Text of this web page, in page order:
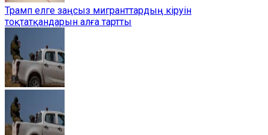
Трамп елге заңсыз мигранттардың кіруін
тоқтатқандарын алға тартты